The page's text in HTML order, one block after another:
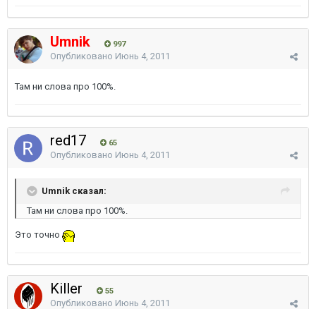
Umnik 997
Опубликовано Июнь 4, 2011
Там ни слова про 100%.
red17 65
Опубликовано Июнь 4, 2011
Umnik сказал:
Там ни слова про 100%.
Это точно
Killer 55
Опубликовано Июнь 4, 2011